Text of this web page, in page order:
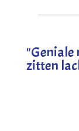
"Geniale
zitten